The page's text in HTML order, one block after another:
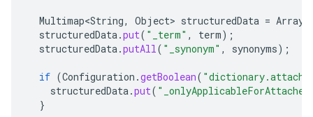
Multimap<String, Object> structuredData =
structuredData.put( "_term" , term);
structuredData.putAll( "_synonym" , synonyms);
if (Configuration .getBoolean(
structuredData.put(
}